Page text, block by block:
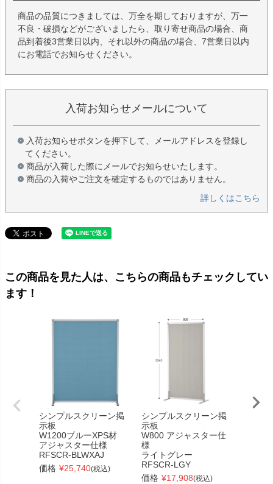
商品の品質につきましては、万全を期しておりますが、万一
不良・破損などがございましたら、取り寄せ商品の場合、商
品到着後3営業日以内、それ以外の商品の場合、7営業日以内
にお電話でお知らせください。
入荷お知らせメールについて
入荷お知らせボタンを押下して、メールアドレスを登録し
てください。
商品が入荷した際にメールでお知らせいたします。
商品の入荷やご注文を確定するものではありません。
詳しくはこちら
この商品を見た人は、こちらの商品もチェックしてい
ます！
シンプルスクリーン掲
示板
W1200ブルーXPS材
アジャスター仕様
RFSCR-BLWXAJ
価格 ¥25,740(税込)
シンプルスクリーン掲
示板
W800 アジャスター仕
様
ライトグレー
RFSCR-LGY
価格 ¥17,908(税込)